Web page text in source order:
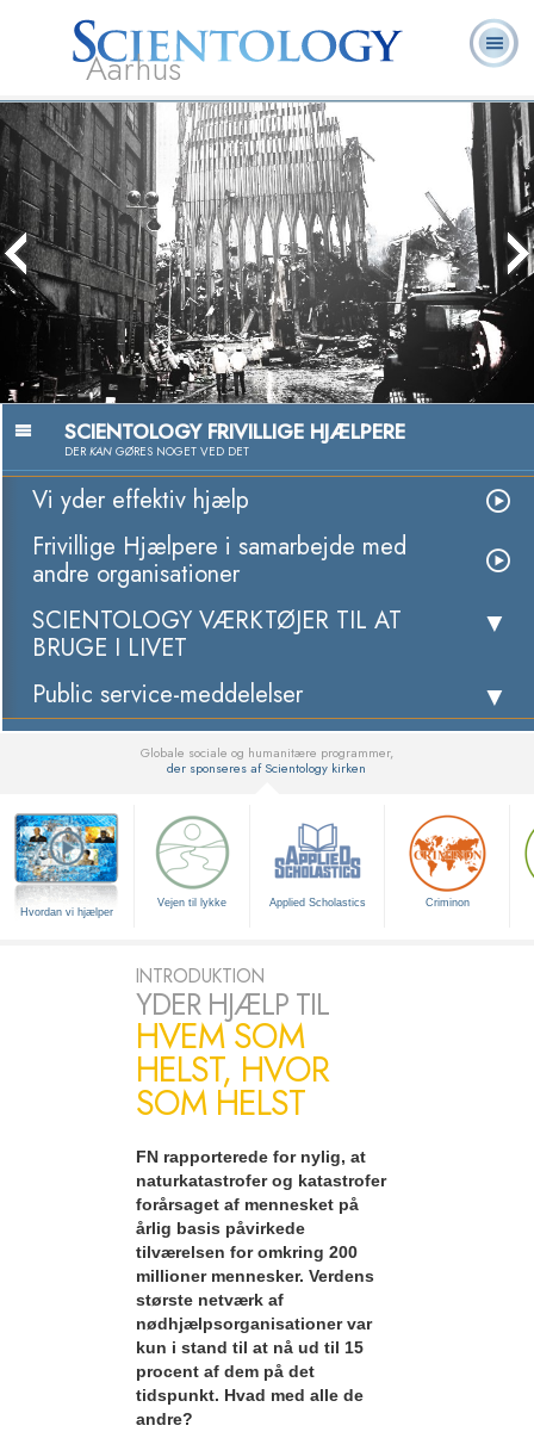
Aarhus
L. Ron
Hubbard
Hvad er
Scientology?
Frivillige
Hjælpere
Bøger
Lidenskab for at
SCIENTOLOGY FRIVILLIGE HJÆLPERE
DER KAN GØRES NOGET VED DET
Vi yder effektiv hjælp
Frivillige Hjælpere i samarbejde med
andre organisationer
SCIENTOLOGY VÆRKTØJER TIL AT
BRUGE I LIVET
Public service-meddelelser
Globale sociale og humanitære programmer,
der sponseres af Scientology kirken
Hvordan vi hjælper
Vejen til lykke Applied Scholastics Criminon
INTRODUKTION
YDER HJÆLP TIL
HVEM SOM
HELST, HVOR
SOM HELST
FN rapporterede for nylig, at
naturkatastrofer og katastrofer
forårsaget af mennesket på
årlig basis påvirkede
tilværelsen for omkring 200
millioner mennesker. Verdens
største netværk af
nødhjælpsorganisationer var
kun i stand til at nå ud til 15
procent af dem på det
tidspunkt. Hvad med alle de
andre?